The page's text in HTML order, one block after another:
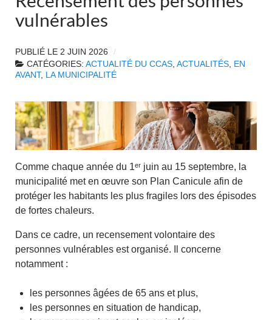
vulnérables
PUBLIÉ LE 2 JUIN 2026
CATÉGORIES: ACTUALITÉ DU CCAS, ACTUALITÉS, EN
AVANT, LA MUNICIPALITÉ
Comme chaque année du 1ᵉʳ juin au 15 septembre, la
municipalité met en œuvre son Plan Canicule afin de
protéger les habitants les plus fragiles lors des épisodes
de fortes chaleurs.
Dans ce cadre, un recensement volontaire des
personnes vulnérables est organisé. Il concerne
notamment :
les personnes âgées de 65 ans et plus,
les personnes en situation de handicap,